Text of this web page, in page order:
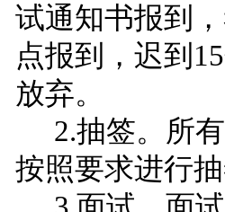
试通知书报到
点报到，迟到
放弃。
2.抽签。所
按照要求进行抽